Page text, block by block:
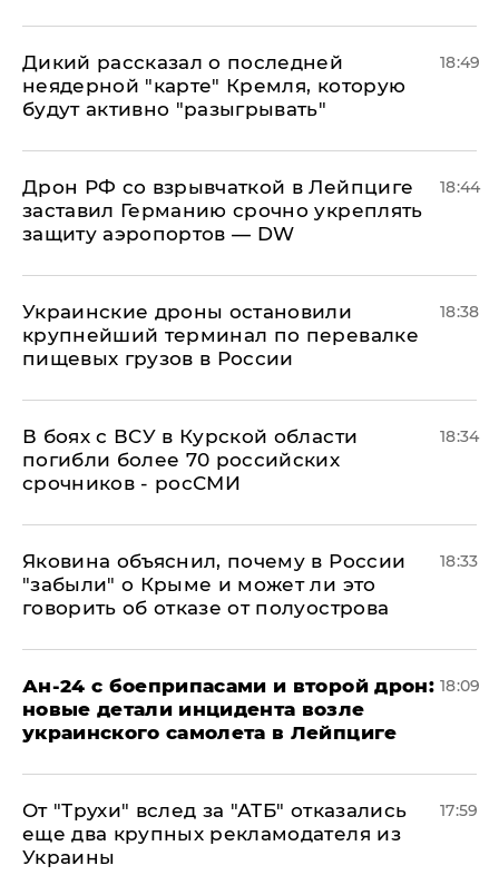
Дикий рассказал о последней
неядерной "карте" Кремля, которую
будут активно "разыгрывать"
18:49
​Дрон РФ со взрывчаткой в Лейпциге
заставил Германию срочно укреплять
защиту аэропортов — DW
18:44
Украинские дроны остановили
крупнейший терминал по перевалке
пищевых грузов в России
18:38
В боях с ВСУ в Курской области
погибли более 70 российских
срочников - росСМИ
18:34
Яковина объяснил, почему в России
"забыли" о Крыме и может ли это
говорить об отказе от полуострова
18:33
Ан-24 с боеприпасами и второй дрон:
новые детали инцидента возле
украинского самолета в Лейпциге
18:09
От "Трухи" вслед за "АТБ" отказались
еще два крупных рекламодателя из
Украины
17:59